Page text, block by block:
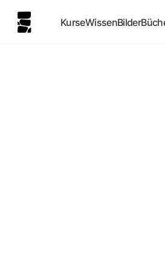
KurseWissenBilder